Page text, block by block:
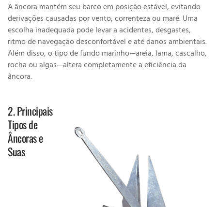
A âncora mantém seu barco em posição estável, evitando
derivações causadas por vento, correnteza ou maré. Uma
escolha inadequada pode levar a acidentes, desgastes,
ritmo de navegação desconfortável e até danos ambientais.
Além disso, o tipo de fundo marinho—areia, lama, cascalho,
rocha ou algas—altera completamente a eficiência da
âncora.
2. Principais
Tipos de
Âncoras e
Suas